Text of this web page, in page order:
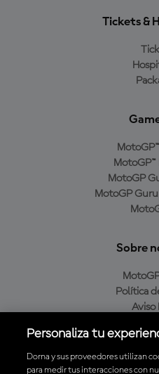
Tickets &
MotoGP
MotoGP
Sobre
Política
Aviso
Política
Personaliza tu
Dorna y sus proveedores utilizan
para medir tus interacciones con